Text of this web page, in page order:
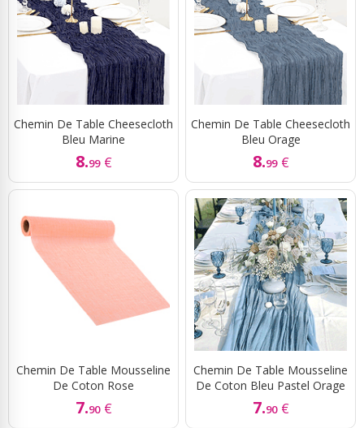
Chemin De Table Cheesecloth
Bleu Marine
8.99 €
Chemin De Table Cheesecloth
Bleu Orage
8.99 €
Chemin De Table Mousseline
De Coton Rose
7.90 €
Chemin De Table Mousseline
De Coton Bleu Pastel Orage
7.90 €